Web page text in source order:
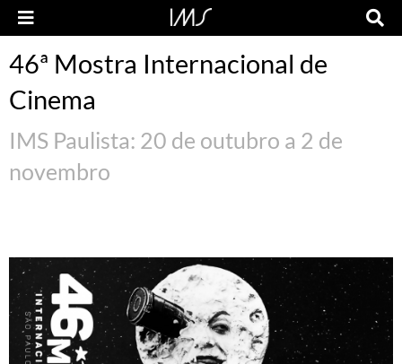
46ª Mostra Internacional de
Cinema
IMS Paulista: 20 de outubro a 2 de
novembro